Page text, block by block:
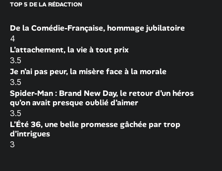
TOP 5 DE LA RÉDACTION
De la Comédie-Française, hommage jubilatoire
4
L’attachement, la vie à tout prix
3.5
Je n’ai pas peur, la misère face à la morale
3.5
Spider-Man : Brand New Day, le retour d’un héros
qu’on avait presque oublié d’aimer
3.5
L’Été 36, une belle promesse gâchée par trop
d’intrigues
3